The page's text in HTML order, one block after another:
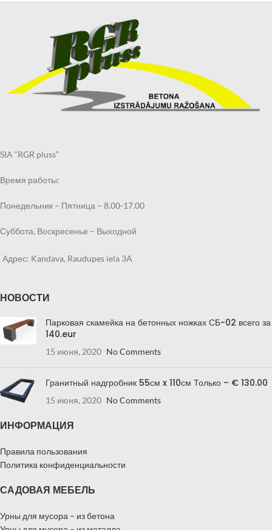
При оформлении заказа
выберите «Самовывоз в
Кандаве» и в примечаниях
укажите филиал, в котором
хотите получить могильный
бордюр.
Получить заказанный
могильный бордюр по
Срок выполнения заказа 2
хотите получить могильный
бордюр.
Получить заказанный
могильный бордюр по
SIA “RGR pluss”
Время работы:
Понедельник – Пятница – 8.00-17.00
Суббота, Воскресенье – Выходной
Адрес: Kandava, Raudupes iela 3A
НОВОСТИ
Парковая скамейка на бетонных ножках СБ-02 всего за
140.eur
15 июня, 2020 No Comments
Гранитный надгробник 55см x 110см Только – € 130.00
15 июня, 2020 No Comments
ИНФОРМАЦИЯ
Правила пользования
Политика конфиденциальности
САДОВАЯ МЕБЕЛЬ
Урны для мусора – из бетона